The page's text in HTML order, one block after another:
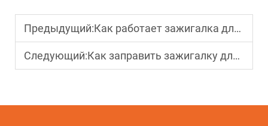
Предыдущий:Как работает зажигалка для барбекю
Следующий:Как заправить зажигалку для барбекю